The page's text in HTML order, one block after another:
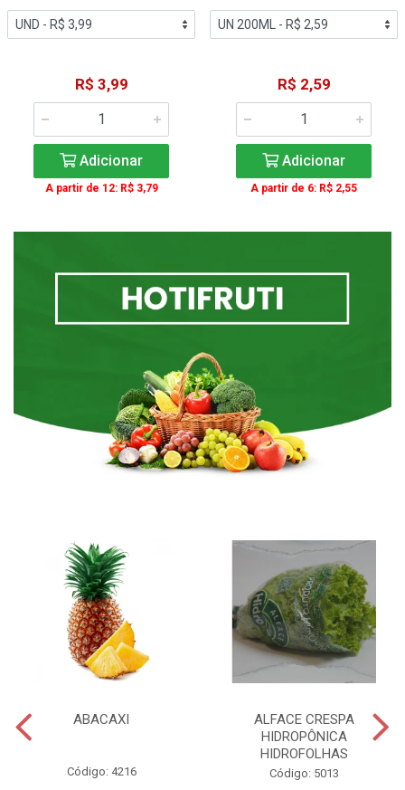
R$ 3,99
Adicionar
A partir de 12: R$ 3,79
R$ 2,59
Adicionar
A partir de 6: R$ 2,55
ABACAXI
Código: 4216
ALFACE CRESPA
HIDROPÔNICA
HIDROFOLHAS
Código: 5013